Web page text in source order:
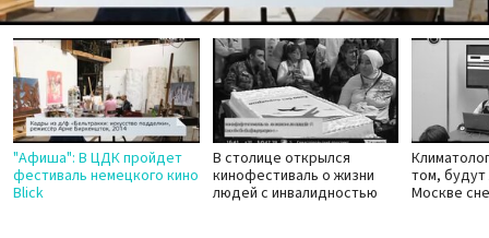
"Афиша": В ЦДК пройдет
фестиваль немецкого кино
Blick
В столице открылся
кинофестиваль о жизни
людей с инвалидностью
том,
Москве